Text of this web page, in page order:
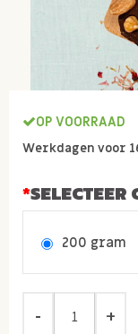
OP VOORRAAD
Werkdagen voor
SELECTEER
200 gram